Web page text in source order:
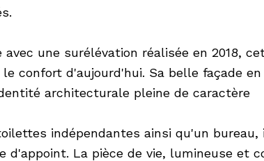
avec une surélévation réalisée en 2018,
confort d'aujourd'hui. Sa belle façade
architecturale pleine de caractère
indépendantes ainsi qu'un
d'appoint. La pièce de vie, lumineuse et